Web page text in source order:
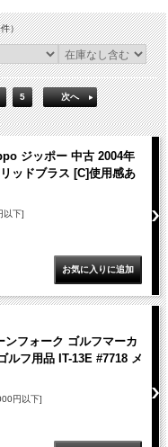
）
5 次へ
ジッポー 中古 2004年
ッドブラス [C]使用感あ
以下]
フォーク ゴルフマーカ
ルフ用品 IT-13E #7718 メ
円以下]